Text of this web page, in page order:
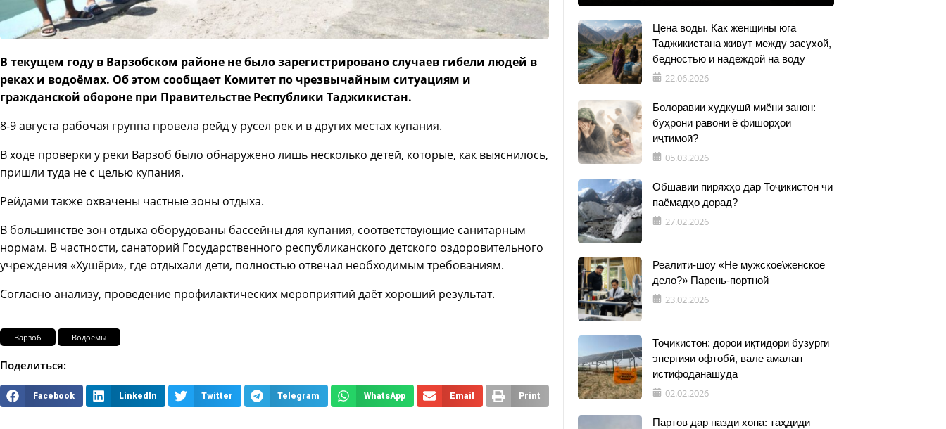
В текущем году в Варзобском районе не было зарегистрировано случаев гибели людей в
реках и водоёмах. Об этом сообщает Комитет по чрезвычайным ситуациям и
гражданской обороне при Правительстве Республики Таджикистан.
8-9 августа рабочая группа провела рейд у русел рек и в других местах купания.
В ходе проверки у реки Варзоб было обнаружено лишь несколько детей, которые, как выяснилось,
пришли туда не с целью купания.
Рейдами также охвачены частные зоны отдыха.
В большинстве зон отдыха оборудованы бассейны для купания, соответствующие санитарным
нормам. В частности, санаторий Государственного республиканского детского оздоровительного
учреждения «Хушёри», где отдыхали дети, полностью отвечал необходимым требованиям.
Согласно анализу, проведение профилактических мероприятий даёт хороший результат.
Варзоб Водоёмы
Поделиться:
Facebook LinkedIn Twitter Telegram WhatsApp Email Print
Цена воды. Как женщины юга
Таджикистана живут между засухой,
бедностью и надеждой на воду
22.06.2026
Болоравии худкушӣ миёни занон:
бӯҳрони равонӣ ё фишорҳои
иҷтимоӣ?
05.03.2026
Обшавии пиряхҳо дар Тоҷикистон чӣ
паёмадҳо дорад?
27.02.2026
Реалити-шоу «Не мужское\женское
дело?» Парень-портной
23.02.2026
Тоҷикистон: дорои иқтидори бузурги
энергияи офтобӣ, вале амалан
истифоданашуда
02.02.2026
Партов дар назди хона: таҳдиди